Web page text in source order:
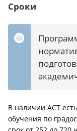
Сроки
В наличии АСТ
обучения по